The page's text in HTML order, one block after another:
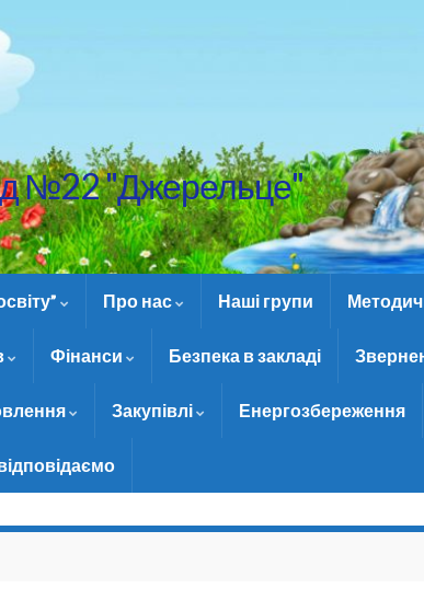
№22 "Джерельце"
Про нас Наші групи
Фінанси Безпека в закладі
Закупівлі Енергозбереження